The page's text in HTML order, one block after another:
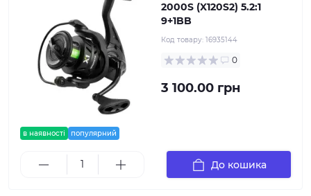
в наявності популярний
2000S (X120S2) 5.2:1
9+1BB
Код товару: 16935144
0
3 100.00 грн
До кошика